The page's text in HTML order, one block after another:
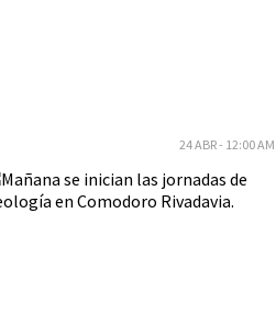
24 ABR - 12:00 AM